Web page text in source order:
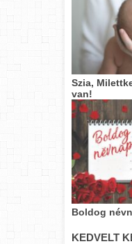
Szia,
van!
Boldog
KEDVELT